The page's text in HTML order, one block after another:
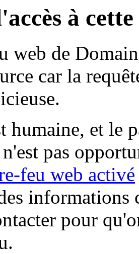
à
web de
car la
humaine, et le
pas
feu web activé
informations
pour